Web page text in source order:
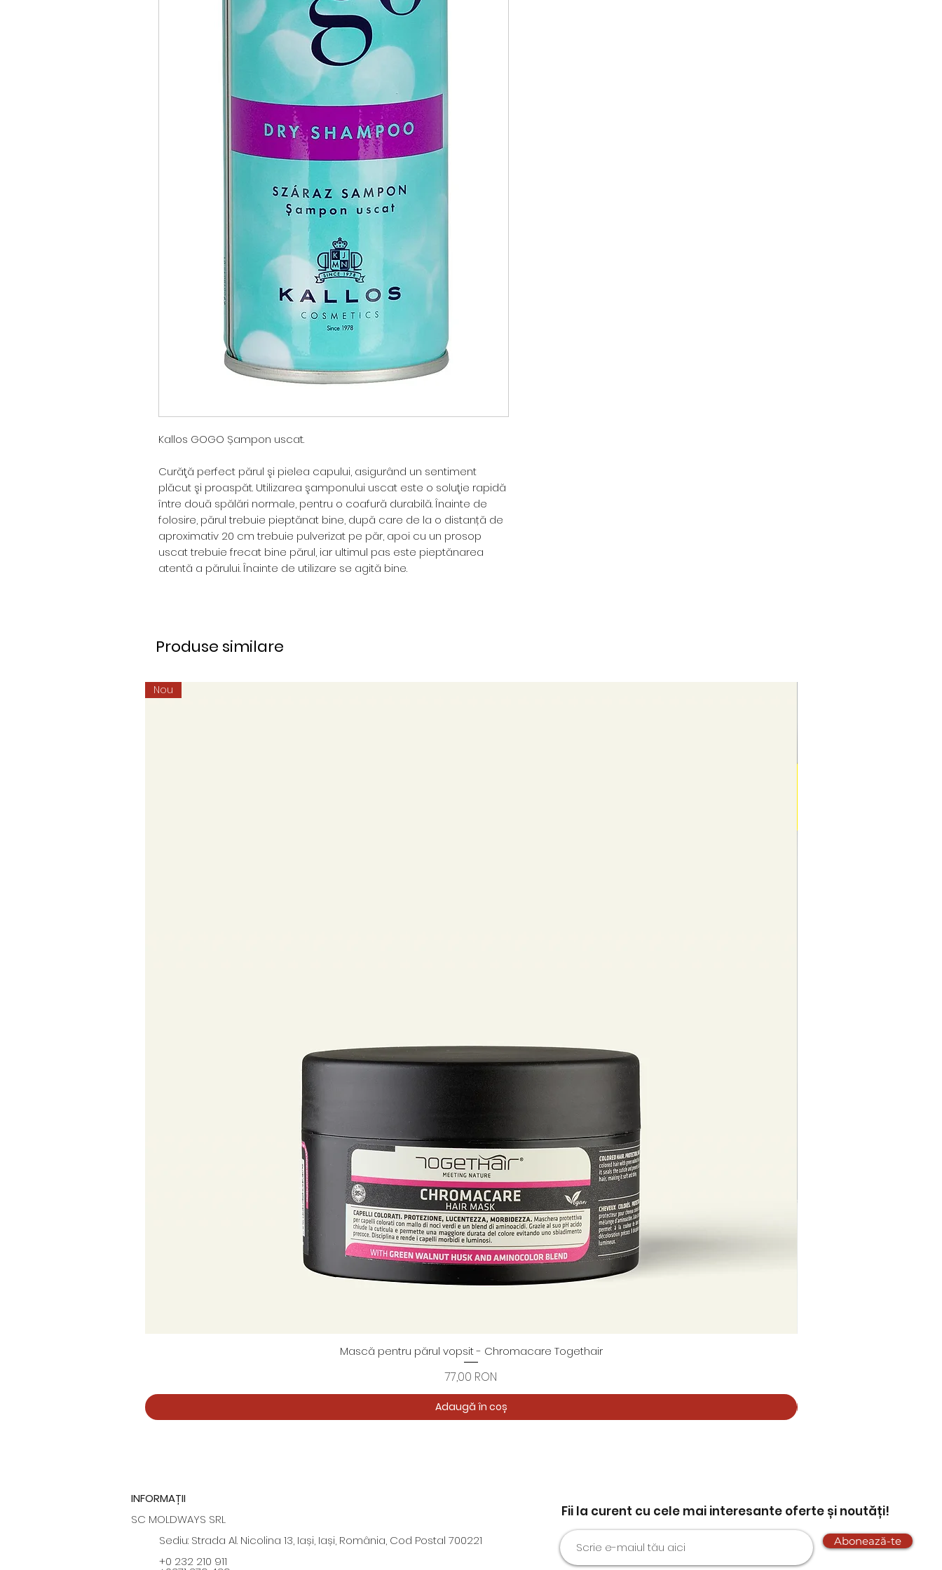
Kallos GOGO Șampon uscat.
Curăţă perfect părul şi pielea capului, asigurând un sentiment
plăcut şi proaspăt. Utilizarea şamponului uscat este o soluţie rapidă
între două spălări normale, pentru o coafură durabilă. Înainte de
folosire, părul trebuie pieptănat bine, după care de la o distanță de
aproximativ 20 cm trebuie pulverizat pe păr, apoi cu un prosop
uscat trebuie frecat bine părul, iar ultimul pas este pieptănarea
atentă a părului. Înainte de utilizare se agită bine.
Produse similare
Afișare rapidă
Nou
Mască pentru părul vopsit - Chromacare Togethair
Preț
77,00 RON
Adaugă în coș
INFORMAȚII
SC MOLDWAYS SRL
Sediu: Strada Al. Nicolina 13, Iași, Iași, România, Cod Postal 700221
+0 232 210 911
Fii la curent cu cele mai interesante oferte și noutăți!
Abonează-te